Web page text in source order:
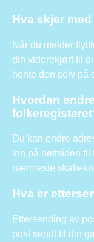
Hva skjer
Når du melder
din viderekjørt til
hente den selv på
Hvordan
Du kan endre
inn på nettsiden til
nærmeste
Hva er
Ettersending av
post sendt til din